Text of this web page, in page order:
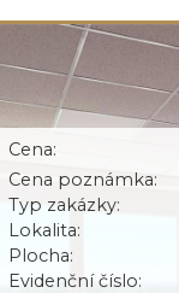
Cena:
Cena poznámka:
Typ zakázky:
Lokalita:
Plocha:
Evidenční číslo: